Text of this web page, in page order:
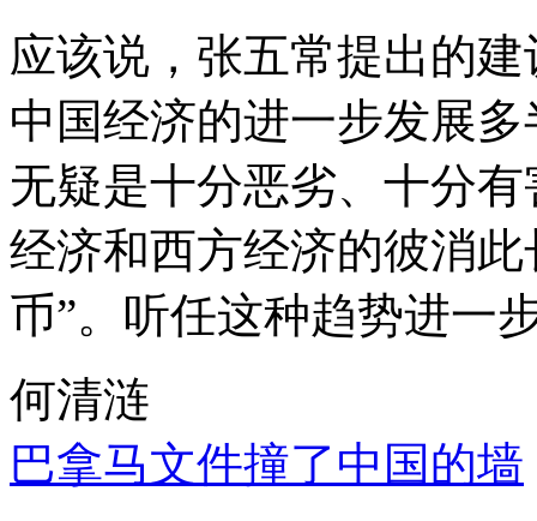
应该说，张五常提出的
中国经济的进一步发展
无疑是十分恶劣、十分
经济和西方经济的彼消
币”。听任这种趋势进一
何清涟
巴拿马文件撞了中国的墙